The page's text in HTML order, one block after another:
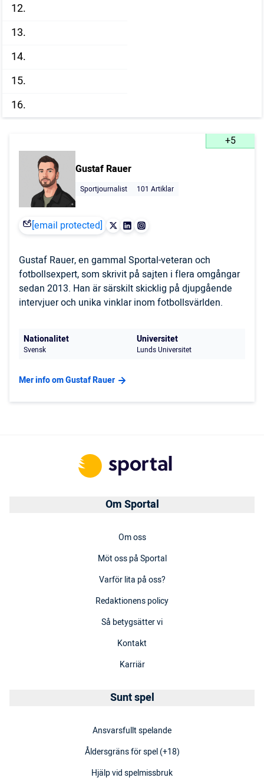
12.
13.
14.
15.
16.
+5
Gustaf Rauer
Sportjournalist 101 Artiklar
[email protected]
Gustaf Rauer, en gammal Sportal-veteran och
fotbollsexpert, som skrivit på sajten i flera omgångar
sedan 2013. Han är särskilt skicklig på djupgående
intervjuer och unika vinklar inom fotbollsvärlden.
Nationalitet
Svensk
Universitet
Lunds Universitet
Mer info om Gustaf Rauer
Om Sportal
Om oss
Möt oss på Sportal
Varför lita på oss?
Redaktionens policy
Så betygsätter vi
Kontakt
Karriär
Sunt spel
Ansvarsfullt spelande
Åldersgräns för spel (+18)
Hjälp vid spelmissbruk